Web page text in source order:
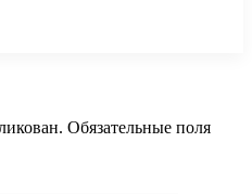
Обязательные поля